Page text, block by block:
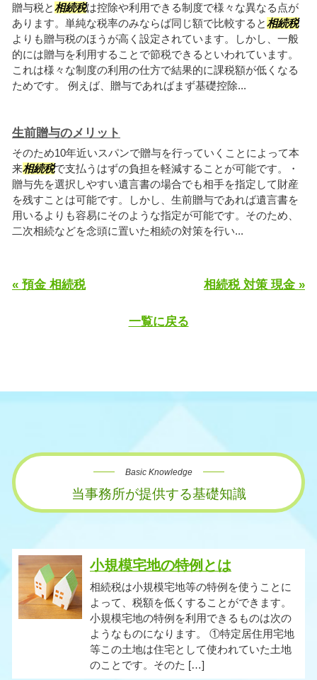
贈与税と相続税は控除や利用できる制度で様々な異なる点が
あります。単純な税率のみならば同じ額で比較すると相続税
よりも贈与税のほうが高く設定されています。しかし、一般
的には贈与を利用することで節税できるといわれています。
これは様々な制度の利用の仕方で結果的に課税額が低くなる
ためです。 例えば、贈与であればまず基礎控除...
生前贈与のメリット
そのため10年近いスパンで贈与を行っていくことによって本
来相続税で支払うはずの負担を軽減することが可能です。・
贈与先を選択しやすい遺言書の場合でも相手を指定して財産
を残すことは可能です。しかし、生前贈与であれば遺言書を
用いるよりも容易にそのような指定が可能です。そのため、
二次相続などを念頭に置いた相続の対策を行い...
« 預金 相続税 相続税 対策 現金 »
一覧に戻る
Basic Knowledge
当事務所が提供する基礎知識
小規模宅地の特例とは
相続税は小規模宅地等の特例を使うことに
よって、税額を低くすることができます。
小規模宅地の特例を利用できるものは次の
ようなものになります。 ①特定居住用宅地
等この土地は住宅として使われていた土地
のことです。そのた […]